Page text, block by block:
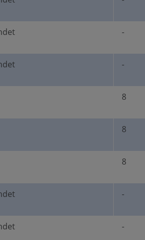
-
-
8
8
8
-
-